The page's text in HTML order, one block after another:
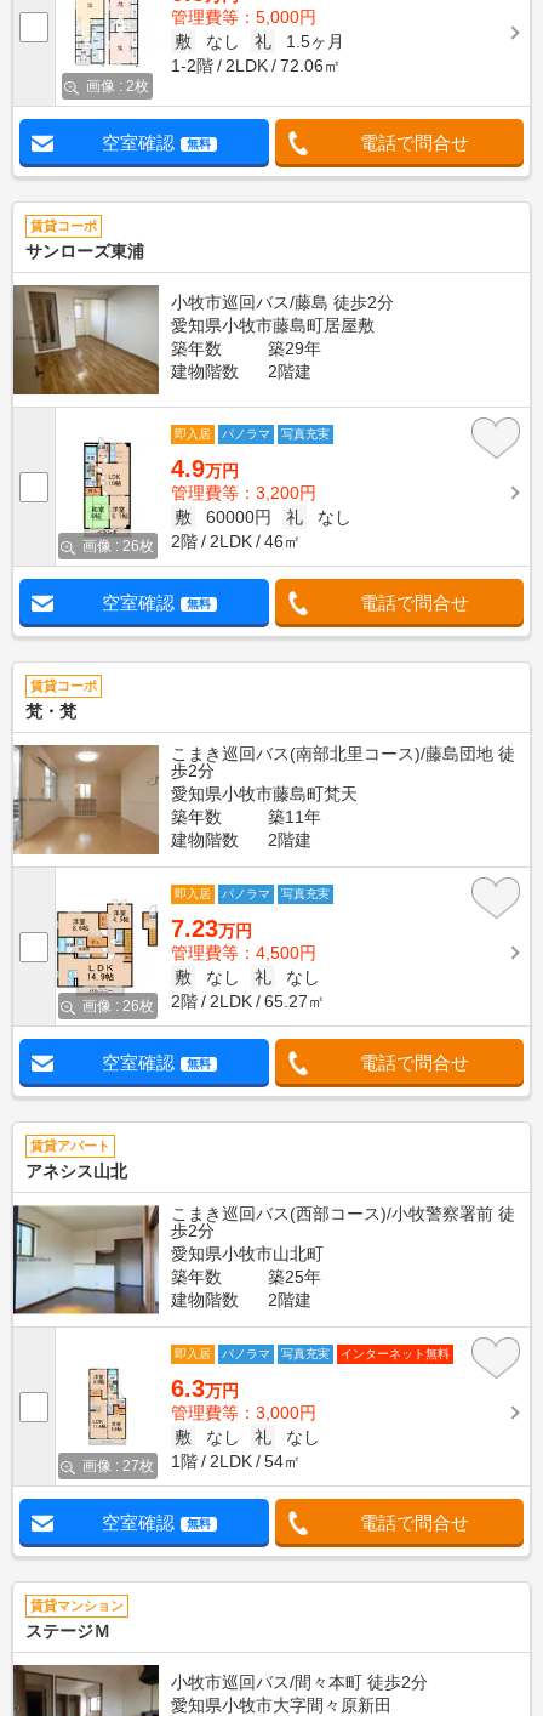
画像 : 2枚
管理費等：5,000円
敷
なし 礼
1.5ヶ月
1-2階
2LDK 72.06㎡
空室確認 無料 電話で問合せ
賃貸コーポ
サンローズ東浦
小牧市巡回バス/藤島 徒歩2分
愛知県小牧市藤島町居屋敷
築年数
築29年
建物階数
2階建
画像 : 26枚
即入居 パノラマ 写真充実
4.9万円
管理費等：3,200円
敷
60000円 礼
なし
2階
2LDK 46㎡
空室確認 無料 電話で問合せ
賃貸コーポ
梵・梵
こまき巡回バス(南部北里コース)/藤島団地 徒
歩2分
愛知県小牧市藤島町梵天
築年数
築11年
建物階数
2階建
画像 : 26枚
即入居 パノラマ 写真充実
7.23万円
管理費等：4,500円
敷
なし 礼
なし
2階
2LDK 65.27㎡
空室確認 無料 電話で問合せ
賃貸アパート
アネシス山北
こまき巡回バス(西部コース)/小牧警察署前 徒
歩2分
愛知県小牧市山北町
築年数
築25年
建物階数
2階建
画像 : 27枚
即入居 パノラマ 写真充実 インターネット無料
6.3万円
管理費等：3,000円
敷
なし 礼
なし
1階
2LDK 54㎡
空室確認 無料 電話で問合せ
賃貸マンション
ステージＭ
小牧市巡回バス/間々本町 徒歩2分
愛知県小牧市大字間々原新田